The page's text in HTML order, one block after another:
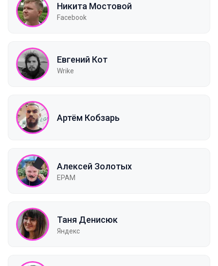
Никита Мостовой
Facebook
Евгений Кот
Wrike
Артём Кобзарь
Алексей Золотых
EPAM
Таня Денисюк
Яндекс